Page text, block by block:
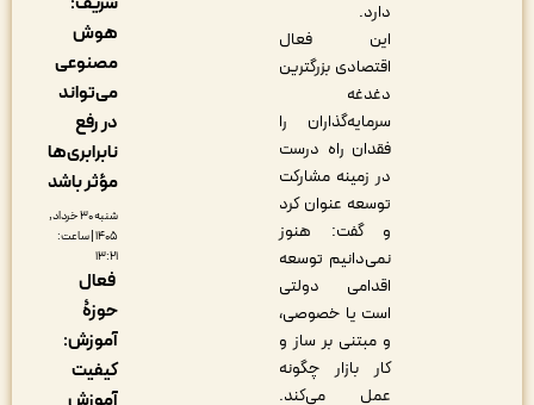
این فعال
اقتصادی بزرگترین
سرمایه‌گذاران را
فقدان راه درست
در زمینه مشارکت
توسعه عنوان کرد
و گفت: هنوز
نمی‌دانیم توسعه
اقدامی دولتی
است یا خصوصی،
و مبتنی بر ساز و
کار بازار چگونه
عمل می‌کند.
مصنوعی
می‌تواند
نابرابری‌ها
مؤثر باشد
شنبه ۳۰ خرداد,
۱۴۰۵ | ساعت:
آموزش: